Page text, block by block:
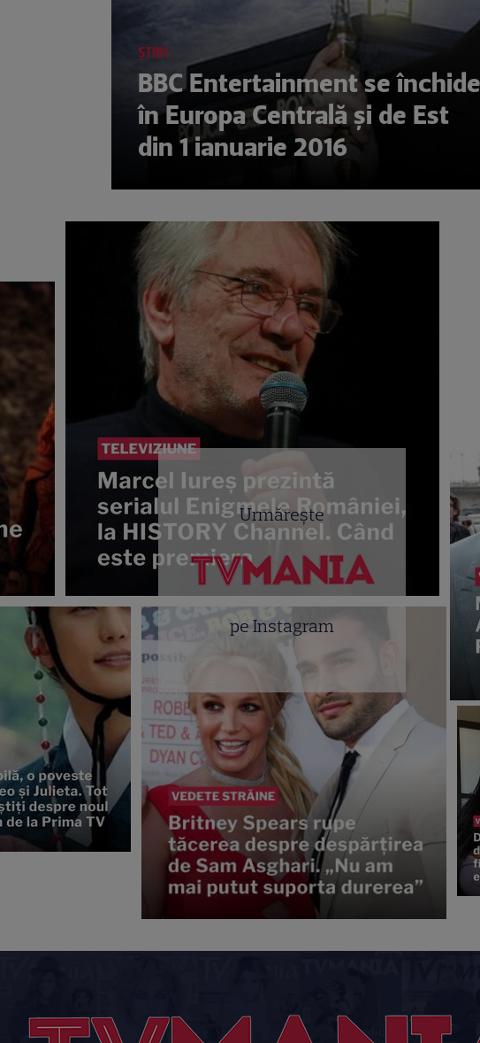
ȘTIRI
BBC Entertainment se închide
în Europa Centrală și de Est
din 1 ianuarie 2016
Urmărește
pe Instagram